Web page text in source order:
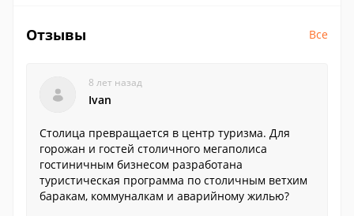
Отзывы Все
8 лет назад
Ivan
Столица превращается в центр туризма. Для
горожан и гостей столичного мегаполиса
гостиничным бизнесом разработана
туристическая программа по столичным ветхим
баракам, коммуналкам и аварийному жилью?